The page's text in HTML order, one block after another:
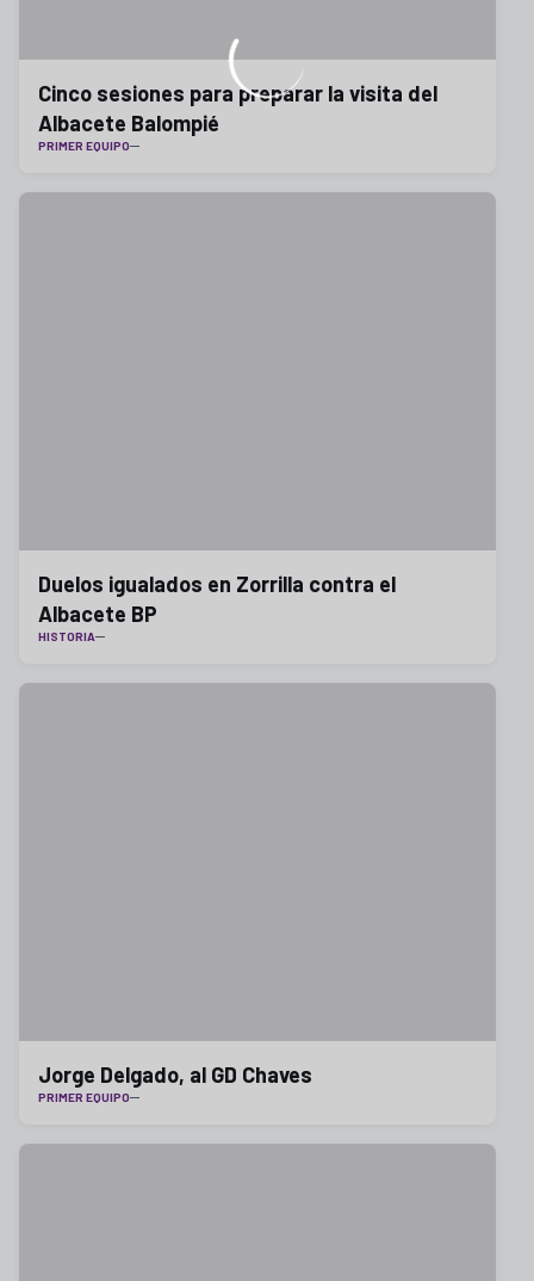
Cinco sesiones para preparar la visita del
Albacete Balompié
PRIMER EQUIPO
Duelos igualados en Zorrilla contra el
Albacete BP
HISTORIA
Jorge Delgado, al GD Chaves
PRIMER EQUIPO